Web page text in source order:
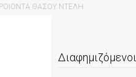
ΘΑΣΟΥ ΝΤΕΛΗ
Διαφημιζόμενοι